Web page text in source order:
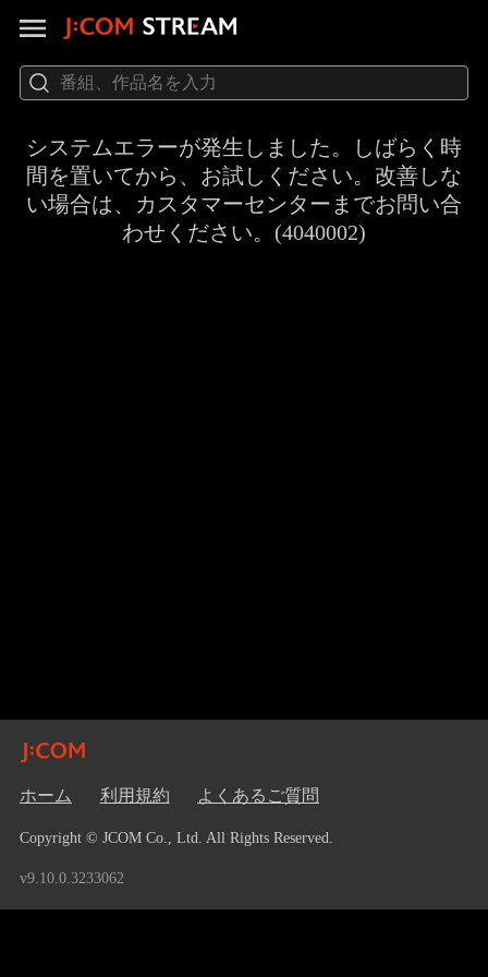
システムエラーが発生しました。しばらく時
間を置いてから、お試しください。改善しな
い場合は、カスタマーセンターまでお問い合
わせください。(4040002)
ホーム 利用規約 よくあるご質問
Copyright © JCOM Co., Ltd. All Rights Reserved.
v9.10.0.3233062